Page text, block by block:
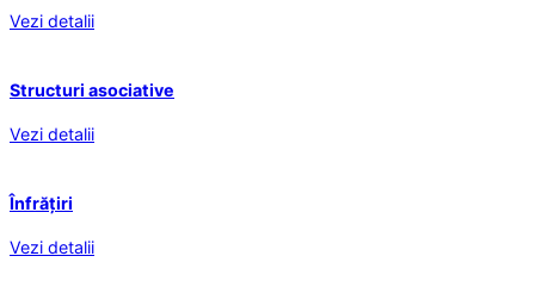
Vezi detalii
Structuri asociative
Vezi detalii
Înfrățiri
Vezi detalii